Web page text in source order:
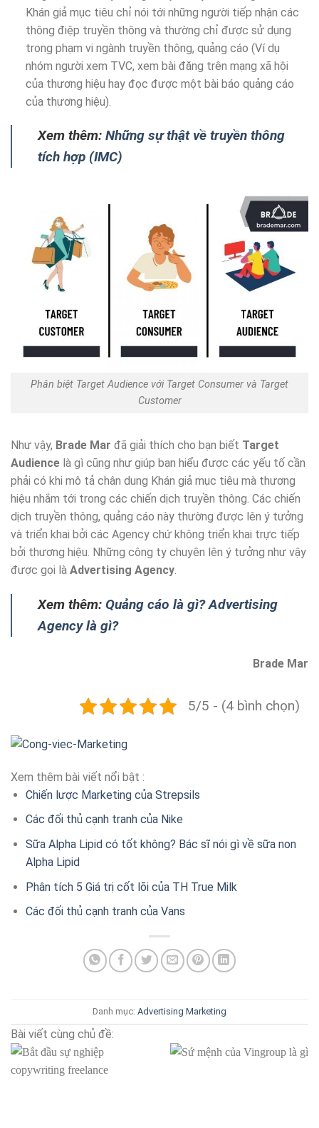
Khán giả mục tiêu chỉ nói tới những người tiếp nhận các
thông điệp truyền thông và thường chỉ được sử dụng
trong phạm vi ngành truyền thông, quảng cáo (Ví dụ
nhóm người xem TVC, xem bài đăng trên mạng xã hội
của thương hiệu hay đọc được một bài báo quảng cáo
của thương hiệu).
Xem thêm: Những sự thật về truyền thông
tích hợp (IMC)
Phân biệt Target Audience với Target Consumer và Target
Customer
Như vậy, Brade Mar đã giải thích cho bạn biết Target
Audience là gì cũng như giúp bạn hiểu được các yếu tố cần
phải có khi mô tả chân dung Khán giả mục tiêu mà thương
hiệu nhắm tới trong các chiến dịch truyền thông. Các chiến
dịch truyền thông, quảng cáo này thường được lên ý tưởng
và triển khai bởi các Agency chứ không triển khai trực tiếp
bởi thương hiệu. Những công ty chuyên lên ý tưởng như vậy
được gọi là Advertising Agency.
Xem thêm: Quảng cáo là gì? Advertising
Agency là gì?
Brade Mar
5/5 - (4 bình chọn)
Xem thêm bài viết nổi bật :
Chiến lược Marketing của Strepsils
Các đối thủ cạnh tranh của Nike
Sữa Alpha Lipid có tốt không? Bác sĩ nói gì về sữa non
Alpha Lipid
Phân tích 5 Giá trị cốt lõi của TH True Milk
Các đối thủ cạnh tranh của Vans
Danh mục: Advertising Marketing
Bài viết cùng chủ đề: